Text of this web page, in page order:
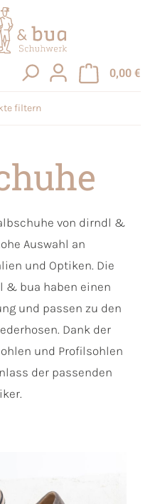
0,00 €
filtern
von dirndl &
Auswahl an
und Optiken. Die
& bua haben einen
und passen zu den
Dank der
und Profilsohlen
der passenden